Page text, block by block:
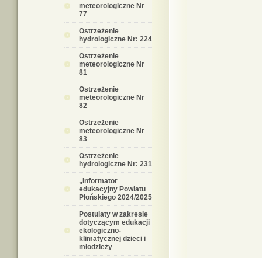
meteorologiczne Nr
77
Ostrzeżenie
hydrologiczne Nr: 224
Ostrzeżenie
meteorologiczne Nr
81
Ostrzeżenie
meteorologiczne Nr
82
Ostrzeżenie
meteorologiczne Nr
83
Ostrzeżenie
hydrologiczne Nr: 231
„Informator
edukacyjny Powiatu
Płońskiego 2024/2025
Postulaty w zakresie
dotyczącym edukacji
ekologiczno-
klimatycznej dzieci i
młodzieży